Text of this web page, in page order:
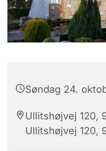
Søndag 24.
Ullitshøjvej 120,
Ullitshøjvej 120,